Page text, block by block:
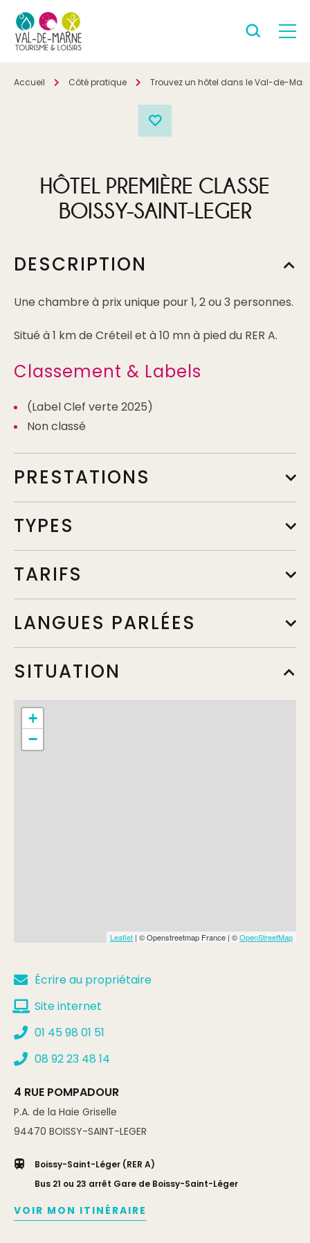
Accueil Côté pratique Trouvez un hôtel dans le Val-de-
HÔTEL PREMIÈRE CLASSE
BOISSY-SAINT-LEGER
DESCRIPTION
Une chambre à prix unique pour 1, 2 ou 3 personnes.
Situé à 1 km de Créteil et à 10 mn à pied du RER A.
Classement & Labels
(Label Clef verte 2025)
Non classé
PRESTATIONS
TYPES
TARIFS
LANGUES PARLÉES
SITUATION
+
−
Leaflet | © Openstreetmap France | ©OpenStreetMap
Écrire au propriétaire
Site internet
01 45 98 01 51
08 92 23 48 14
4 RUE POMPADOUR
P.A. de la Haie Griselle
94470 BOISSY-SAINT-LEGER
Boissy-Saint-Léger (RER A)
Bus 21 ou 23 arrêt Gare de Boissy-Saint-Léger
VOIR MON ITINÉRAIRE